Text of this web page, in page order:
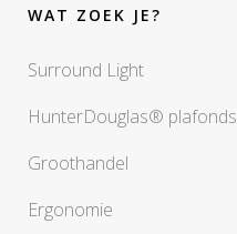
WAT ZOEK JE?
Surround Light
HunterDouglas® plafonds
Groothandel
Ergonomie